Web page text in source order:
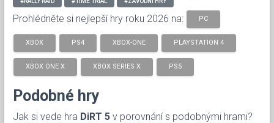
Prohlédněte si nejlepší hry roku 2026 na: PC
XBOX PS4 XBOX-ONE PLAYSTATION 4
XBOX ONE X XBOX SERIES X PS5
Podobné hry
Jak si vede hra DiRT 5 v porovnání s podobnými hrami?